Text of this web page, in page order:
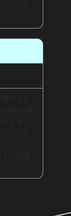
う。B
のプレ
円の2種
ます。
どちら
ックス
。お悩